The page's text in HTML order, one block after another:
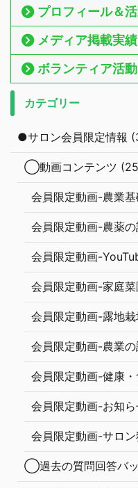
プロフィール＆
メディア掲載実績
ボランティア活動
カテゴリー
●サロン会員限定情報
◯動画コンテンツ
会員限定動画-農業
会員限定動画-農薬
会員限定動画-
会員限定動画-家庭
会員限定動画-露地
会員限定動画-農業
会員限定動画-健康
会員限定動画-お知
会員限定動画-サロ
◯過去の質問回答バ